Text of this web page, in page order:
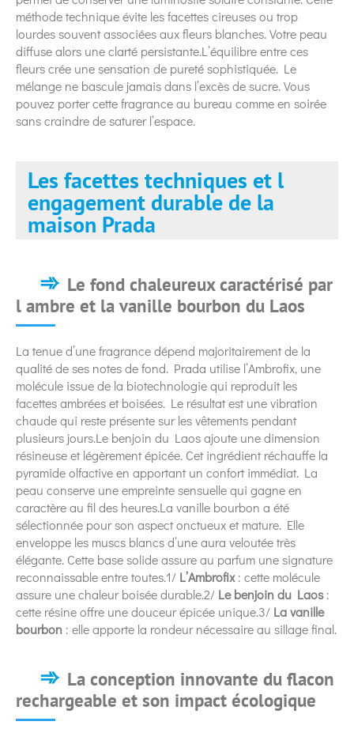
méthode technique évite les facettes cireuses ou trop
lourdes souvent associées aux fleurs blanches. Votre peau
diffuse alors une clarté persistante.L’équilibre entre ces
fleurs crée une sensation de pureté sophistiquée. Le
mélange ne bascule jamais dans l’excès de sucre. Vous
pouvez porter cette fragrance au bureau comme en soirée
sans craindre de saturer l’espace.
Les facettes techniques et l
engagement durable de la
maison Prada
Le fond chaleureux caractérisé par
l ambre et la vanille bourbon du Laos
La tenue d’une fragrance dépend majoritairement de la
qualité de ses notes de fond. Prada utilise l’Ambrofix, une
molécule issue de la biotechnologie qui reproduit les
facettes ambrées et boisées. Le résultat est une vibration
chaude qui reste présente sur les vêtements pendant
plusieurs jours.Le benjoin du Laos ajoute une dimension
résineuse et légèrement épicée. Cet ingrédient réchauffe la
pyramide olfactive en apportant un confort immédiat. La
peau conserve une empreinte sensuelle qui gagne en
caractère au fil des heures.La vanille bourbon a été
sélectionnée pour son aspect onctueux et mature. Elle
enveloppe les muscs blancs d’une aura veloutée très
élégante. Cette base solide assure au parfum une signature
reconnaissable entre toutes.1/ L’Ambrofix: cette molécule
assure une chaleur boisée durable.2/ Le benjoin du Laos:
cette résine offre une douceur épicée unique.3/ La vanille
bourbon : elle apporte la rondeur nécessaire au sillage final.
La conception innovante du flacon
rechargeable et son impact écologique